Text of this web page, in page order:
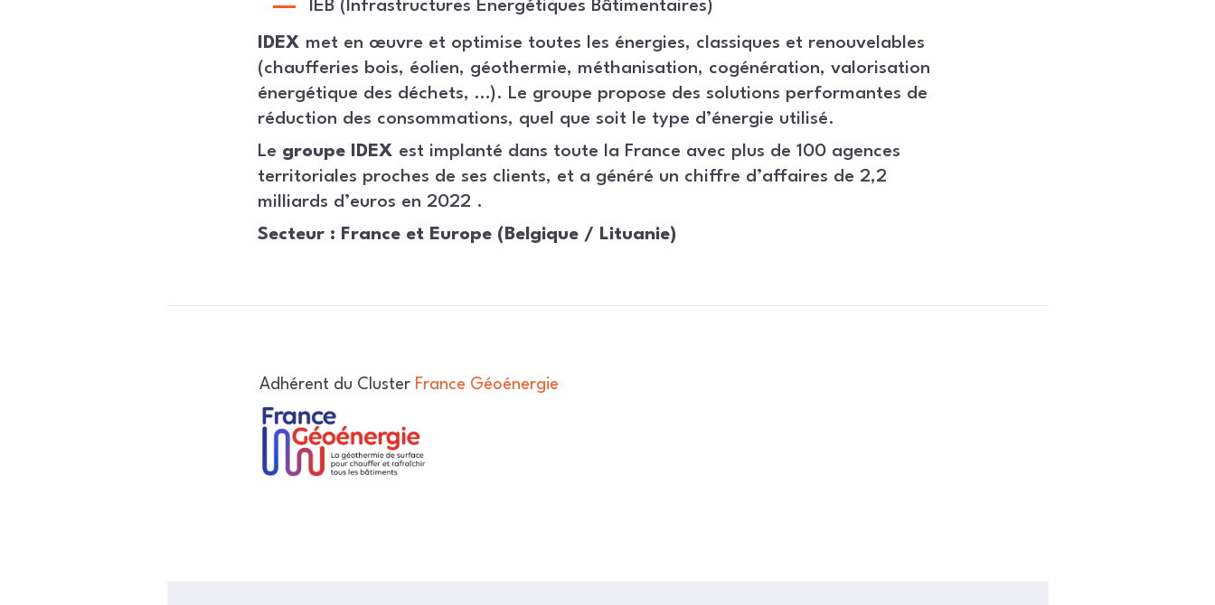
IEB (Infrastructures Energétiques Bâtimentaires)
IDEX met en œuvre et optimise toutes les énergies, classiques et renouvelables
(chaufferies bois, éolien, géothermie, méthanisation, cogénération, valorisation
énergétique des déchets, …). Le groupe propose des solutions performantes de
réduction des consommations, quel que soit le type d’énergie utilisé.
Le groupe IDEX est implanté dans toute la France avec plus de 100 agences
territoriales proches de ses clients, et a généré un chiffre d’affaires de 2,2
milliards d’euros en 2022 .
Secteur : France et Europe (Belgique / Lituanie)
Adhérent du Cluster France Géoénergie